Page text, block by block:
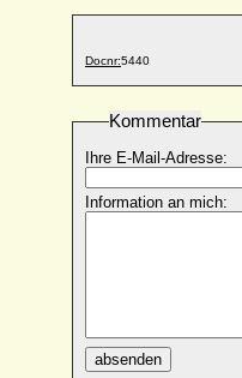
Docnr:5440
Kommentar
Ihre E-Mail-Adresse:
Information an mich:
absenden